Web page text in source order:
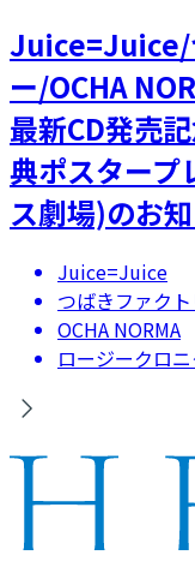
Juice=Juice/
ー/OCHA
最新CD発売
典ポスター
ス劇場)のお
Juice=Juice
つばきファク
OCHA NORMA
ロージークロ